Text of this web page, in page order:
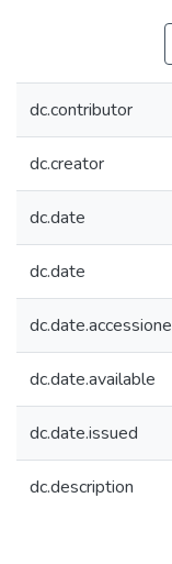
dc.contributor
dc.creator
dc.date
dc.date
dc.date.available
dc.date.issued
dc.description